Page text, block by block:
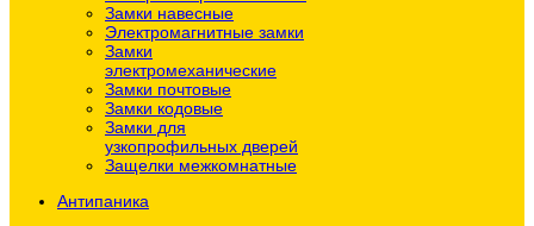
Замки навесные
Электромагнитные замки
Замки
электромеханические
Замки почтовые
Замки кодовые
Замки для
узкопрофильных дверей
Защелки межкомнатные
Антипаника